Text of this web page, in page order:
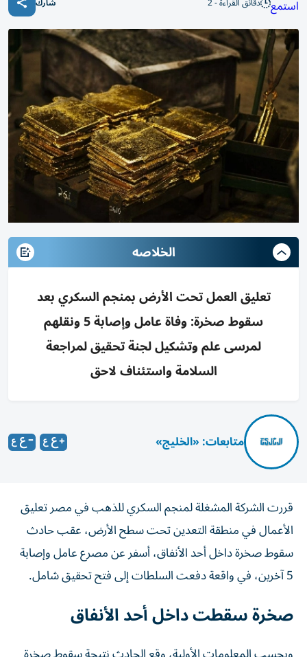
استمع
الخلاصه
تعليق العمل تحت الأرض بمنجم السكري بعد
سقوط صخرة: وفاة عامل وإصابة 5 ونقلهم
لمرسى علم وتشكيل لجنة تحقيق لمراجعة
السلامة واستئناف لاحق
متابعات: «الخليج»
قررت الشركة المشغلة لمنجم السكري للذهب في مصر تعليق
الأعمال في منطقة التعدين تحت سطح الأرض، عقب حادث
سقوط صخرة داخل أحد الأنفاق، أسفر عن مصرع عامل وإصابة
5 آخرين، في واقعة دفعت السلطات إلى فتح تحقيق شامل.
صخرة سقطت داخل أحد الأنفاق